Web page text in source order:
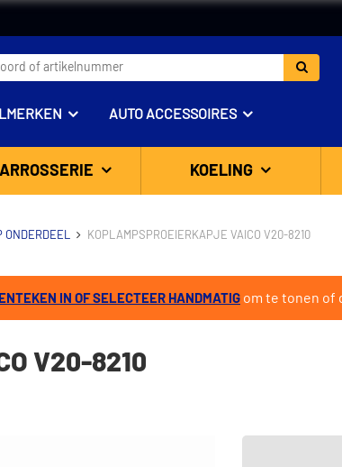
AUTO ACCESSOIRES
KOELING
ONDERDEEL KOPLAMPSPROEIERKAPJE VAICO V20-8210
IN OF SELECTEER HANDMATIG om te tonen of
V20-8210